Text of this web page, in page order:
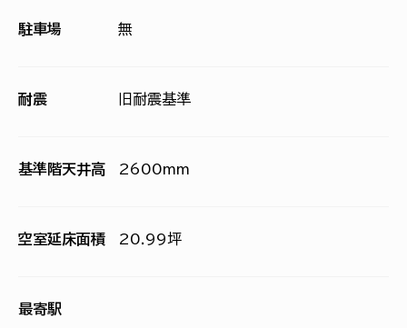
駐車場 無
耐震 旧耐震基準
基準階天井高 2600mm
空室延床面積 20.99坪
最寄駅